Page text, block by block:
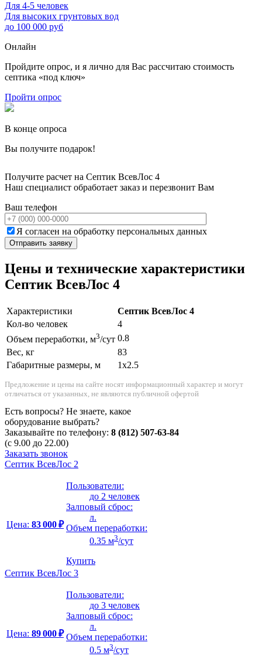
Для 4-5 человек
Для высоких грунтовых вод
до 100 000 руб
Онлайн
Пройдите опрос, и я лично для Вас рассчитаю стоимость
септика «под ключ»
Пройти опрос
В конце опроса
Вы получите подарок!
Получите расчет на Септик ВсевЛос 4
Наш специалист обработает заказ и перезвонит Вам
Ваш телефон
Я согласен на обработку персональных данных
Цены и технические характеристики
Септик ВсевЛос 4
Характеристики
Септик ВсевЛос 4
Кол-во человек
4
Объем переработки, м3/сут 0.8
Вес, кг
83
Габаритные размеры, м
1x2.5
Предложение и цены на сайте носят информационный характер и могут
отличаться от указанных, не являются публичной офертой
Есть вопросы? Не знаете, какое
оборудование выбрать?
Заказывайте по телефону: 8 (812) 507-63-84
(с 9.00 до 22.00)
Заказать звонок
Септик ВсевЛос 2
Цена: 83 000 ₽
Пользователи:
до 2 человек
Залповый сброс:
л.
Объем переработки:
0.35 м3/сут
Купить
Септик ВсевЛос 3
Цена: 89 000 ₽
Пользователи:
до 3 человек
Залповый сброс:
л.
Объем переработки:
0.5 м3/сут